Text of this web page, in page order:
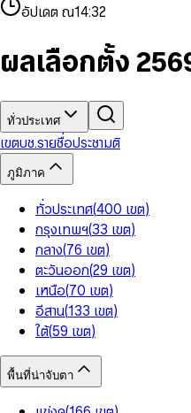
9 9
5
7
8
993
5
6
8
9
84
6
7
9
3
5
6
8
9
7
9
อัปเดต ณ14:32
ผลเลือกตั้ง
ทั่วประเทศ
เขตบช.รายชื่อประชามติ
ภูมิภาค
ทั่วประเทศ(400 เขต)
กรุงเทพฯ(33 เขต)
กลาง(76 เขต)
ตะวันออก(29 เขต)
เหนือ(70 เขต)
อีสาน(133 เขต)
ใต้(59 เขต)
พื้นที่น่าจับตา